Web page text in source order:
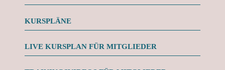
KURSPLÄNE
LIVE KURSPLAN FÜR MITGLIEDER